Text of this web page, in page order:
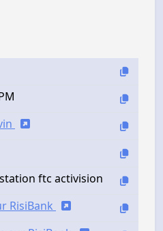
ftc activision
RisiBank